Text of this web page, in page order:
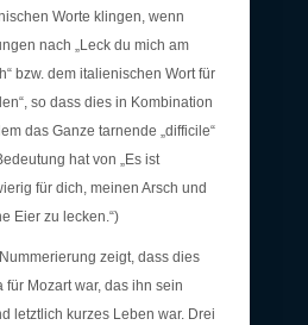
Worte klingen, wenn
nach „Leck du mich am
bzw. dem italienischen Wort für
so dass dies in Kombination
das Ganze tarnende „difficile“
hat von „Es ist
für dich, meinen Arsch und
Eier zu lecken.“)
zeigt, dass dies
für Mozart war, das ihn sein
letztlich kurzes Leben war. Drei